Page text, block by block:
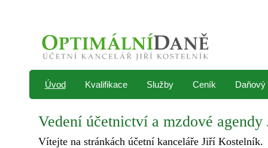
Úvod Kvalifikace Služby Ceník Daňový
Vedení účetnictví a mzdové
Vítejte na stránkách účetní kanceláře Jiří Kostelník.